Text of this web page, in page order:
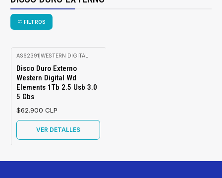
FILTROS
AS62391 WESTERN DIGITAL
Disco Duro Externo
Western Digital Wd
Elements 1Tb 2.5 Usb 3.0
5 Gbs
$62.900 CLP
VER DETALLES